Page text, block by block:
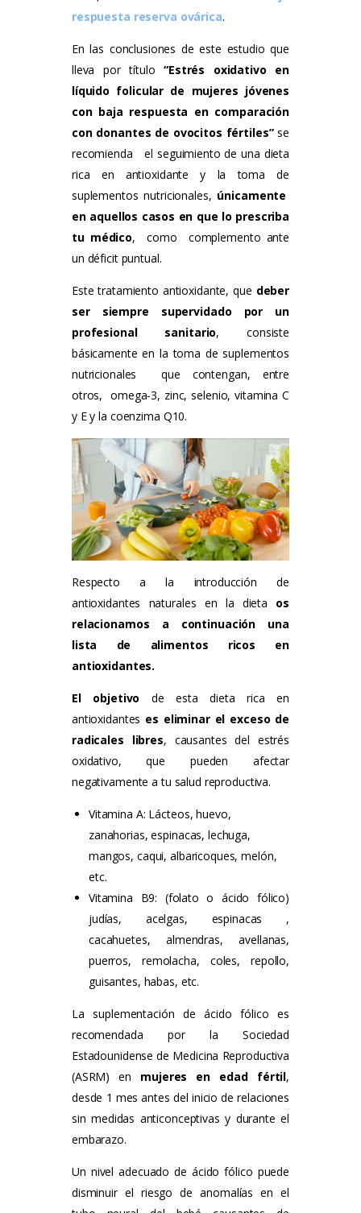
respuesta reserva ovárica.
En las conclusiones de este estudio que
lleva por título“Estrés oxidativo en
líquido folicular de mujeres jóvenes
con baja respuesta en comparación
con donantes de ovocitos fértiles”se
recomienda el seguimiento de una dieta
rica en antioxidante y la toma de
suplementos nutricionales, únicamente
en aquellos casos en que lo prescriba
tu médico, como complemento ante
un déficit puntual.
Este tratamiento antioxidante, que deber
ser siempre supervidado por un
profesional sanitario, consiste
básicamente en la toma de suplementos
nutricionales que contengan, entre
otros, omega-3, zinc, selenio, vitamina C
y E y la coenzima Q10.
Respecto a la introducción de
antioxidantes naturales en la dieta os
relacionamos a continuación una
lista de alimentos ricos en
antioxidantes.
El objetivo de esta dieta rica en
antioxidantes es eliminar el exceso de
radicales libres, causantes del estrés
oxidativo, que pueden afectar
negativamente a tu salud reproductiva.
Vitamina A: Lácteos, huevo,
zanahorias, espinacas, lechuga,
mangos, caqui, albaricoques, melón,
etc.
Vitamina B9: (folato o ácido fólico)
judías, acelgas, espinacas
,
cacahuetes, almendras, avellanas,
puerros, remolacha, coles, repollo,
guisantes, habas, etc.
La suplementación de ácido fólico es
recomendada por la Sociedad
Estadounidense de Medicina Reproductiva
(ASRM) en mujeres en edad fértil,
desde 1 mes antes del inicio de relaciones
sin medidas anticonceptivas y durante el
embarazo.
Un nivel adecuado de ácido fólico puede
disminuir el riesgo de anomalías en el